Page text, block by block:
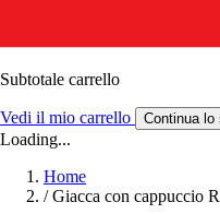
Subtotale carrello
Vedi il mio carrello Continua lo
Loading...
Home
/ Giacca con cappuccio